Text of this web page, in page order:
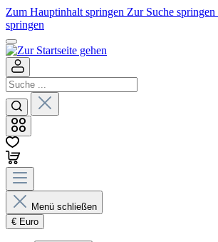
Zum Hauptinhalt springen Zur Suche springen
springen
Menü schließen
€ Euro